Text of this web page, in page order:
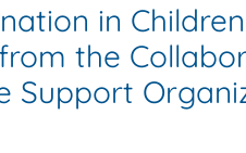
in
the